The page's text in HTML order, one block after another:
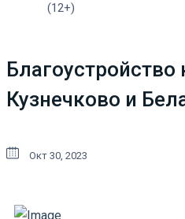
(12+)
Кузнечково и
Окт 30, 2023